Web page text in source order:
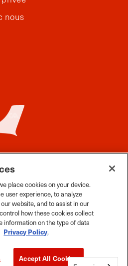
nous
PinterestTiktok Whats App
droits réservés, 2026.
place cookies on your device.
user experience, to analyze
website, and to assist in our
how these cookies collect
information on the type of data
Privacy Policy.
Accept All Cookies